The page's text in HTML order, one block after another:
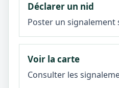
Déclarer un nid
Poster un signalement
Voir la carte
Consulter les